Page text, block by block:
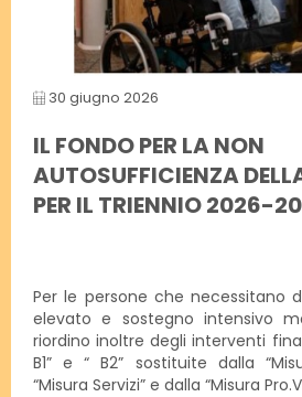
30 giugno 2026
IL FONDO PER LA NON
AUTOSUFFICIENZA
PER IL TRIENNIO 2026-
Per le persone che necessitano
elevato e sostegno intensivo
riordino inoltre degli interventi
B1” e “ B2” sostituite dalla
“Misura Servizi” e dalla “Misura